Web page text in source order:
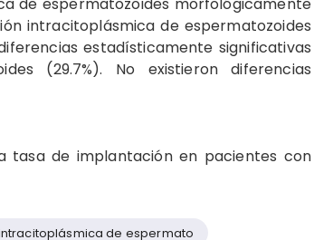
intracitoplásmica de espermatozoides
estadísticamente significativas
(29.7%). No existieron diferencias
tasa de implantación en pacientes con
de espermato